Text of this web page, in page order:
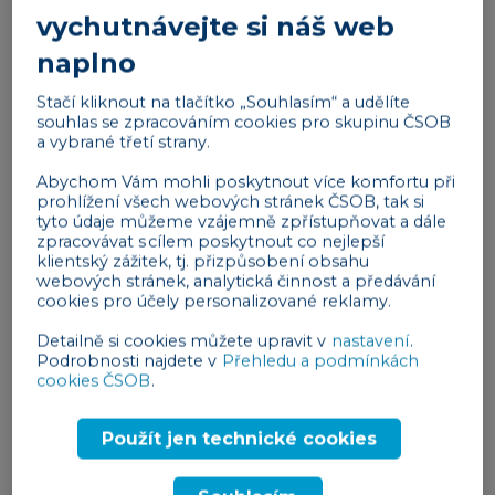
týmu. V případě, že máte pozici otevřenou i pro
zahraniční uchazeče, zvažte inzerát v anglickém
jazyce.
Reklama
Se sepsáním pracovního inzerátu vám může do
značné míry pomoci
náborových kampaní. Když zjistíte, jaké benefity
vaše konkurence nabízí, můžete pracovní inzerát
založit na výhodách, které ostatní firmy nenabízejí.
vychutnávejte si náš web
naplno
Stačí kliknout na tlačítko „Souhlasím“ a udělíte
souhlas se zpracováním cookies pro skupinu ČSOB
a vybrané třetí strany.
Abychom Vám mohli poskytnout více komfortu při
prohlížení všech webových stránek ČSOB, tak si
tyto údaje můžeme vzájemně zpřístupňovat a dále
zpracovávat s cílem poskytnout co nejlepší
klientský zážitek, tj. přizpůsobení obsahu
webových stránek, analytická činnost a předávání
cookies pro účely personalizované reklamy.
Detailně si cookies můžete upravit v nastavení.
Podrobnosti najdete v Přehledu a podmínkách
cookies ČSOB.
Použít jen technické cookies